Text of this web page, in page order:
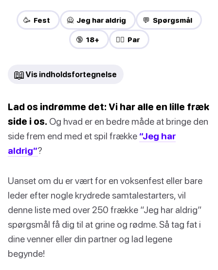
🥳 Fest 🙅 Jeg har aldrig 💬 Spørgsmål
🔞 18+ ❤️‍🔥 Par
📖 Vis indholdsfortegnelse
Lad os indrømme det: Vi har alle en lille fræk
side i os. Og hvad er en bedre måde at bringe den
side frem end med et spil frække “Jeg har
aldrig”?
Uanset om du er vært for en voksenfest eller bare
leder efter nogle krydrede samtalestarters, vil
denne liste med over 250 frække “Jeg har aldrig”
spørgsmål få dig til at grine og rødme. Så tag fat i
dine venner eller din partner og lad legene
begynde!